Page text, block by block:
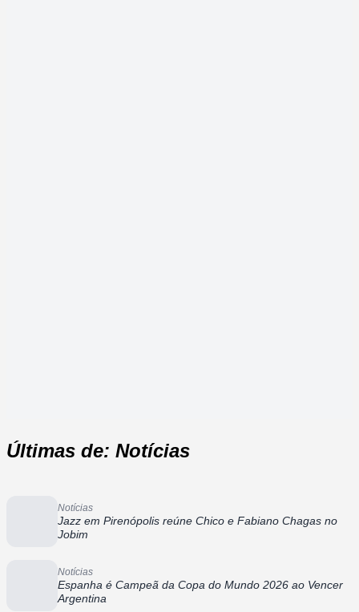
Últimas de: Notícias
Notícias
Jazz em Pirenópolis reúne Chico e Fabiano Chagas no
Jobim
Notícias
Espanha é Campeã da Copa do Mundo 2026 ao Vencer
Argentina